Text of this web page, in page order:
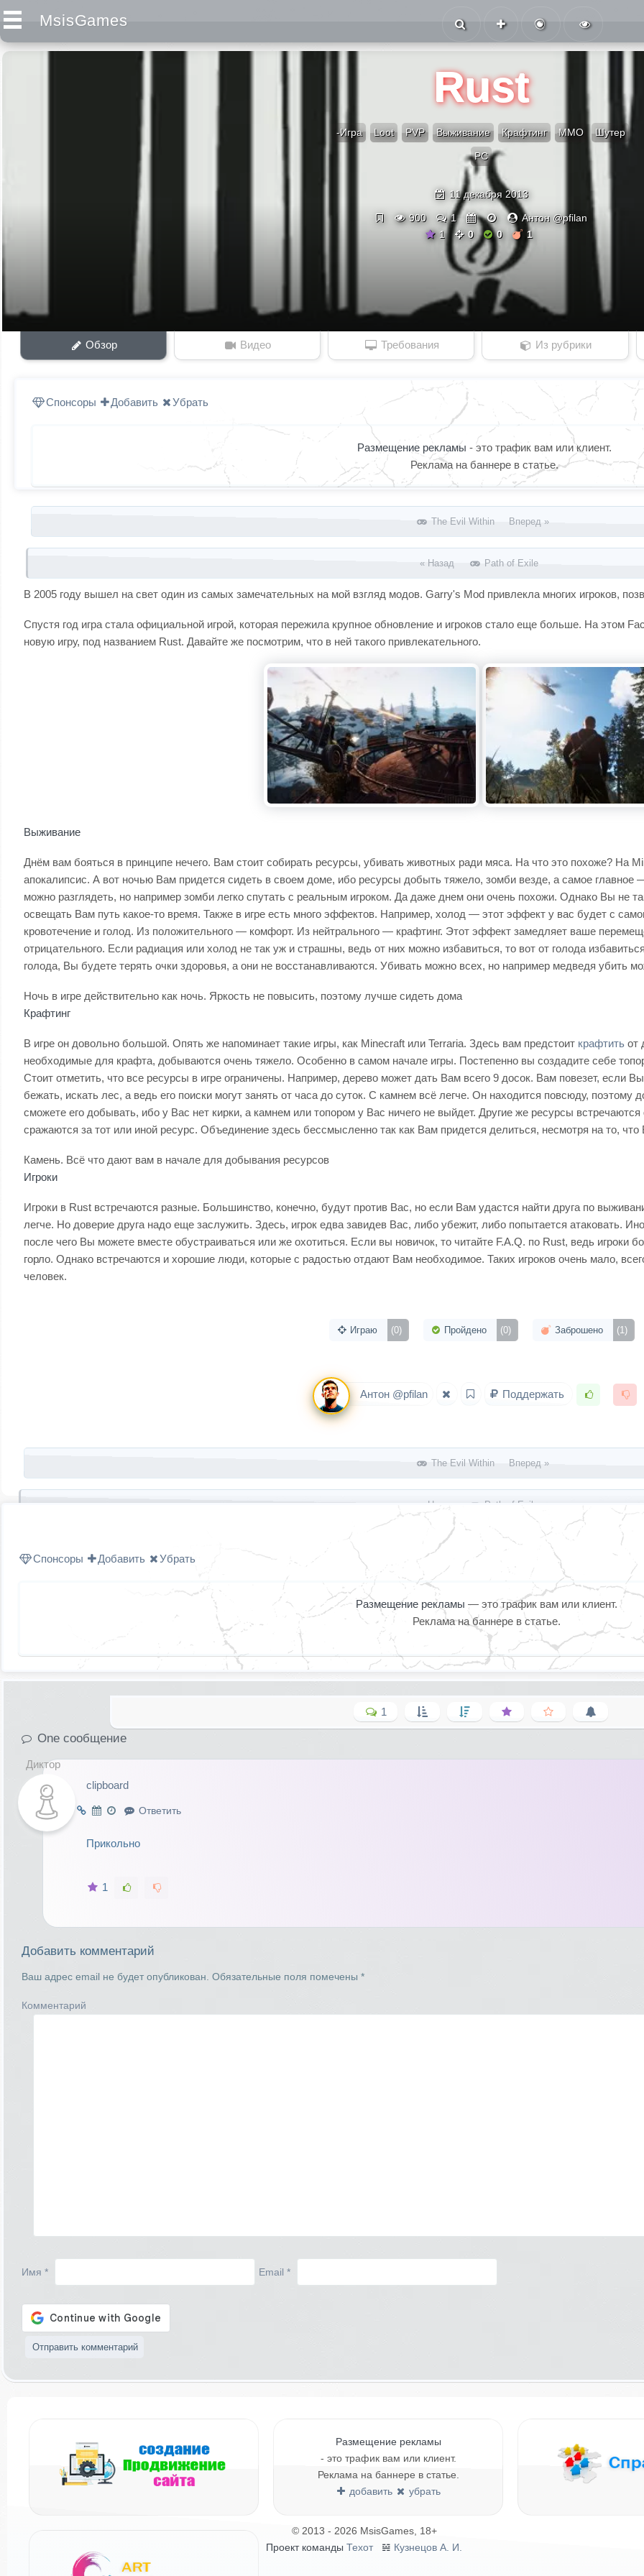
MsisGames
Rust
-Игра Loot PVP Выживание Крафтинг ММО Шутер
PC
11 декабря 2013
900 1
Антон @pfilan
1
0 0 1
Обзор Видео Требования Из рубрики
Спонсоры Добавить Убрать
Размещение рекламы - это трафик вам или клиент.
Реклама на баннере в статье.
Запись навигация
The Evil Within Вперед »
« Назад Path of Exile
В 2005 году вышел на свет один из самых замечательных на мой взгляд модов. Garry's Mod привлекла многих игроков,
Спустя год игра стала официальной игрой, которая пережила крупное обновление и игроков стало еще больше. На этом
новую игру, под названием Rust. Давайте же посмотрим, что в ней такого привлекательного.
Выживание
Днём вам бояться в принципе нечего. Вам стоит собирать ресурсы, убивать животных ради мяса. На что это похоже? На
апокалипсис. А вот ночью Вам придется сидеть в своем доме, ибо ресурсы добыть тяжело, зомби везде, а самое главное
можно разглядеть, но например зомби легко спутать с реальным игроком. Да даже днем они очень похожи. Однако Вы не
освещать Вам путь какое-то время. Также в игре есть много эффектов. Например, холод — этот эффект у вас будет с
кровотечение и голод. Из положительного — комфорт. Из нейтрального — крафтинг. Этот эффект замедляет ваше
отрицательного. Если радиация или холод не так уж и страшны, ведь от них можно избавиться, то вот от голода
голода, Вы будете терять очки здоровья, а они не восстанавливаются. Убивать можно всех, но например медведя убить
Ночь в игре действительно как ночь. Яркость не повысить, поэтому лучше сидеть дома
Крафтинг
В игре он довольно большой. Опять же напоминает такие игры, как Minecraft или Terraria. Здесь вам предстоит крафтить от
необходимые для крафта, добываются очень тяжело. Особенно в самом начале игры. Постепенно вы создадите себе
Стоит отметить, что все ресурсы в игре ограничены. Например, дерево может дать Вам всего 9 досок. Вам повезет, если
бежать, искать лес, а ведь его поиски могут занять от часа до суток. С камнем всё легче. Он находится повсюду,
сможете его добывать, ибо у Вас нет кирки, а камнем или топором у Вас ничего не выйдет. Другие же ресурсы
сражаются за тот или иной ресурс. Объединение здесь бессмысленно так как Вам придется делиться, несмотря на то,
Камень. Всё что дают вам в начале для добывания ресурсов
Игроки
Игроки в Rust встречаются разные. Большинство, конечно, будут против Вас, но если Вам удастся найти друга по
легче. Но доверие друга надо еще заслужить. Здесь, игрок едва завидев Вас, либо убежит, либо попытается атаковать.
после чего Вы можете вместе обустраиваться или же охотиться. Если вы новичок, то читайте F.A.Q. по Rust, ведь игроки
горло. Однако встречаются и хорошие люди, которые с радостью отдают Вам необходимое. Таких игроков очень мало,
человек.
Играю (0) Пройдено (0) Заброшено (1)
Антон @pfilan Поддержать
Запись навигация
The Evil Within Вперед »
« Назад Path of Exile
Спонсоры Добавить Убрать
Размещение рекламы — это трафик вам или клиент.
Реклама на баннере в статье.
1
One сообщение
Диктор
clipboard
Ответить
Прикольно
1
Добавить комментарий
Ваш адрес email не будет опубликован. Обязательные поля помечены *
Комментарий
Имя * Email *
Размещение рекламы
- это трафик вам или клиент.
Реклама на баннере в статье.
добавить
убрать
© 2013 - 2026 MsisGames, 18+
Проект команды Техот 𝌴 Кузнецов А. И.